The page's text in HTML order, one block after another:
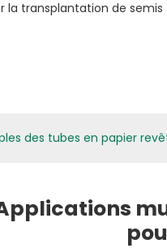
des tubes en papier